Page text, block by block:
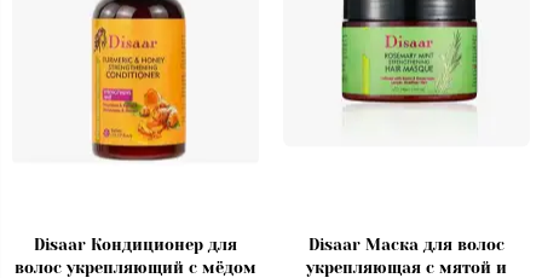
Disaar Кондиционер для
волос укрепляющий с мёдом
Disaar Маска для волос
укрепляющая с мятой и